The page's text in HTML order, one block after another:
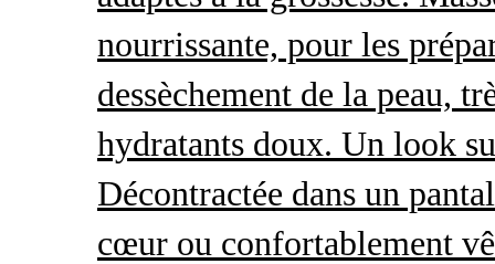
nourrissante, pour les
dessèchement de la peau,
hydratants doux. Un look
Décontractée dans un
cœur ou confortablement